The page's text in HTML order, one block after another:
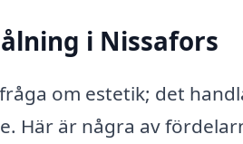
i Nissafors
om estetik; det
Här är några av